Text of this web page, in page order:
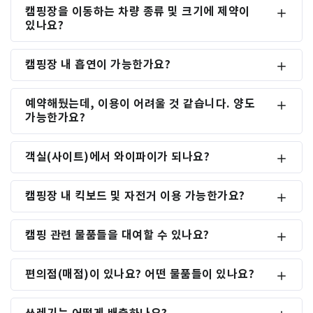
캠핑장을 이동하는 차량 종류 및 크기에 제약이
있나요?
캠핑장 내 흡연이 가능한가요?
예약해뒀는데, 이용이 어려울 것 같습니다. 양도
가능한가요?
객실(사이트)에서 와이파이가 되나요?
캠핑장 내 킥보드 및 자전거 이용 가능한가요?
캠핑 관련 물품들을 대여할 수 있나요?
편의점(매점)이 있나요? 어떤 물품들이 있나요?